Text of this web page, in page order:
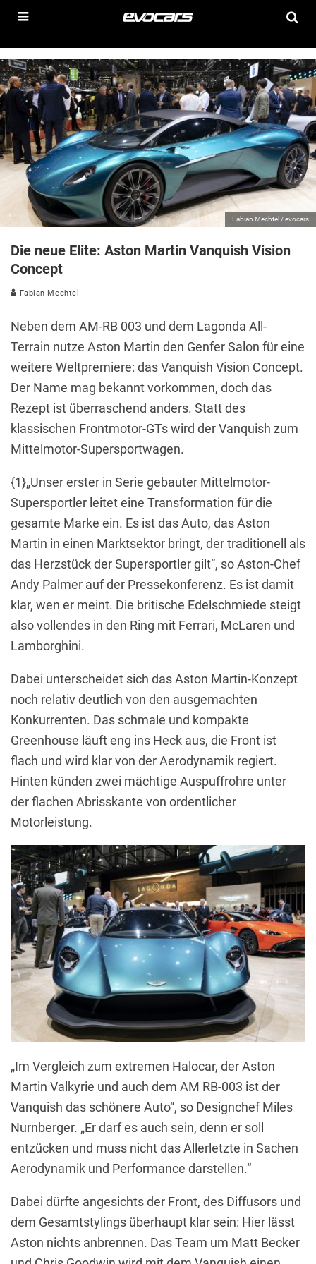
Fabian Mechtel / evocars
Die neue Elite: Aston Martin Vanquish Vision
Concept
Fabian Mechtel
Neben dem AM-RB 003 und dem Lagonda All-
Terrain nutze Aston Martin den Genfer Salon für eine
weitere Weltpremiere: das Vanquish Vision Concept.
Der Name mag bekannt vorkommen, doch das
Rezept ist überraschend anders. Statt des
klassischen Frontmotor-GTs wird der Vanquish zum
Mittelmotor-Supersportwagen.
{1}„Unser erster in Serie gebauter Mittelmotor-
Supersportler leitet eine Transformation für die
gesamte Marke ein. Es ist das Auto, das Aston
Martin in einen Marktsektor bringt, der traditionell als
das Herzstück der Supersportler gilt“, so Aston-Chef
Andy Palmer auf der Pressekonferenz. Es ist damit
klar, wen er meint. Die britische Edelschmiede steigt
also vollendes in den Ring mit Ferrari, McLaren und
Lamborghini.
Dabei unterscheidet sich das Aston Martin-Konzept
noch relativ deutlich von den ausgemachten
Konkurrenten. Das schmale und kompakte
Greenhouse läuft eng ins Heck aus, die Front ist
flach und wird klar von der Aerodynamik regiert.
Hinten künden zwei mächtige Auspuffrohre unter
der flachen Abrisskante von ordentlicher
Motorleistung.
„Im Vergleich zum extremen Halocar, der Aston
Martin Valkyrie und auch dem AM RB-003 ist der
Vanquish das schönere Auto“, so Designchef Miles
Nurnberger. „Er darf es auch sein, denn er soll
entzücken und muss nicht das Allerletzte in Sachen
Aerodynamik und Performance darstellen.“
Dabei dürfte angesichts der Front, des Diffusors und
dem Gesamtstylings überhaupt klar sein: Hier lässt
Aston nichts anbrennen. Das Team um Matt Becker